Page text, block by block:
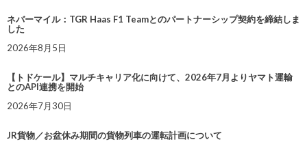
ネバーマイル：TGR Haas F1 Teamとのパートナーシップ契約を締結しま
した
2026年8月5日
【トドケール】マルチキャリア化に向けて、2026年7月よりヤマト運輸
とのAPI連携を開始
2026年7月30日
JR貨物／お盆休み期間の貨物列車の運転計画について